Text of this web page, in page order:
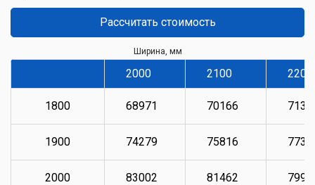
Рассчитать стоимость
Ширина, мм
2000 2100 2200
1800 68971 70166
1900 74279 75816
2000 83002 81462